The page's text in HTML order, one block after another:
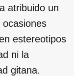
atribuido un
estereotipos
ni la
gitana.